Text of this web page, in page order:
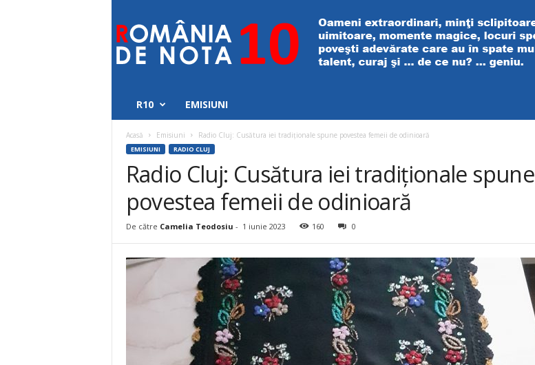
de
nota
R10 EMISIUNI
Acasă Emisiuni Radio Cluj: Cusătura iei tradiționale spune povestea femeii de odinioară
EMISIUNI RADIO CLUJ
Radio Cluj: Cusătura iei tradiționale spune
povestea femeii de odinioară
De către Camelia Teodosiu - 1 iunie 2023 160 0